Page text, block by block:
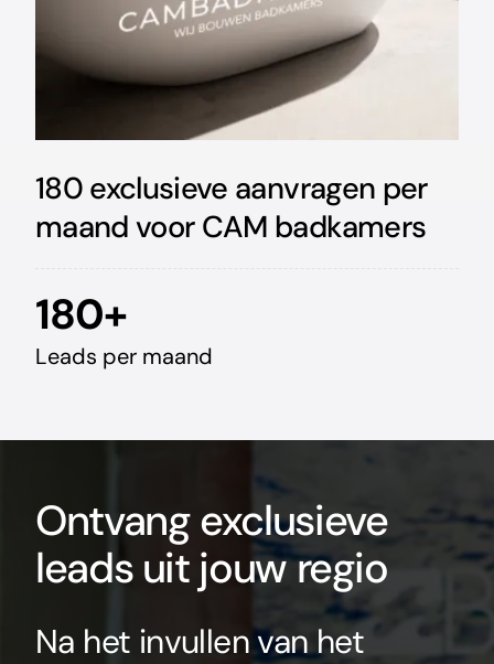
180 exclusieve aanvragen per
maand voor CAM badkamers
180+
Leads per maand
Ontvang exclusieve
leads uit jouw regio
Na het invullen van het